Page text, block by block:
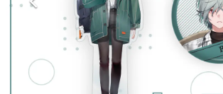
特集記事
女性向け
アプリレビュー